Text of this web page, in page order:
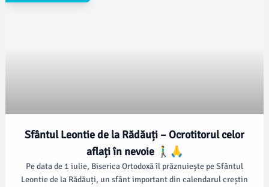
Sfântul Leontie de la Rădăuți – Ocrotitorul celor
aflați în nevoie 🚶‍♂️🙏
Pe data de 1 iulie, Biserica Ortodoxă îl prăznuiește pe Sfântul
Leontie de la Rădăuți, un sfânt important din calendarul creștin